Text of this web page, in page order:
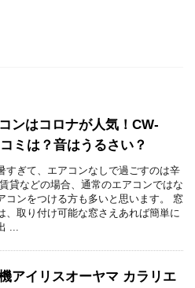
ンはコロナが人気！CW-
ミは？音はうるさい？
すぎて、エアコンなしで過ごすのは辛
貸などの場合、通常のエアコンではな
コンをつける方も多いと思います。 窓
、取り付け可能な窓さえあれば簡単に
...
アイリスオーヤマ カラリエ